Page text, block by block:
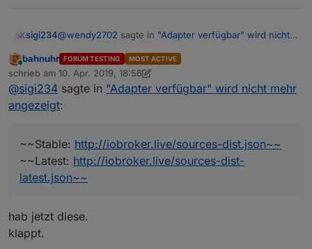
sigi234@wendy2702 sagte in "Adapter verfügbar" wird nicht
@sigi234: was genau bekannt machen?
@
Stable: http://iobroker.live/sources-dist.json
Latest: http://
Edit: 11.04.19, Stabilostick, Standard-Links im Admin
Online
bahnuhr FORUM TESTING MOST ACTIVE
schrieb am 10. Apr. 2019, 18:56
zuletzt editiert von Stabilostick4. Nov. 2019, 21:45
@sigi234 sagte in "Adapter verfügbar" wird nicht mehr
angezeigt:
~~Stable: http://iobroker.live/sources-dist.json~~
~~Latest: http://iobroker.live/sources-dist-
latest.json~~
hab jetzt diese.
klappt.